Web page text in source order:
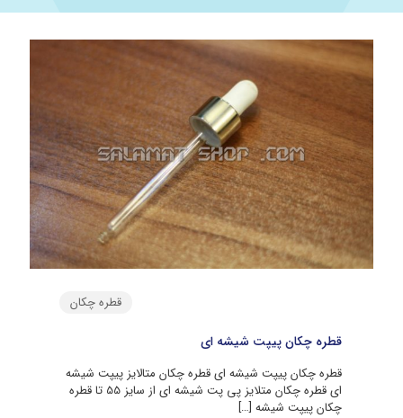
قطره چکان
قطره چکان پیپت شیشه ای
قطره چکان پیپت شیشه ای قطره چکان متالایز پیپت شیشه
ای قطره چکان متلایز پی پت شیشه ای از سایز 55 تا قطره
چکان پیپت شیشه […]